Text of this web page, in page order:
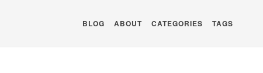
BLOG ABOUT CATEGORIES TAGS